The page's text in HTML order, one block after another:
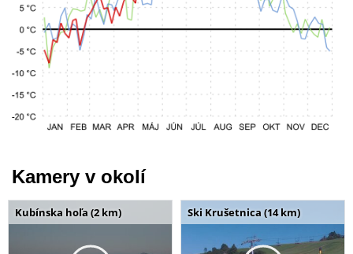
Kamery v okolí
Kubínska hoľa (2 km) Ski Krušetnica (14 km)